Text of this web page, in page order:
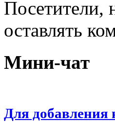
Посетители,
оставлять
Мини-чат
Для добавления